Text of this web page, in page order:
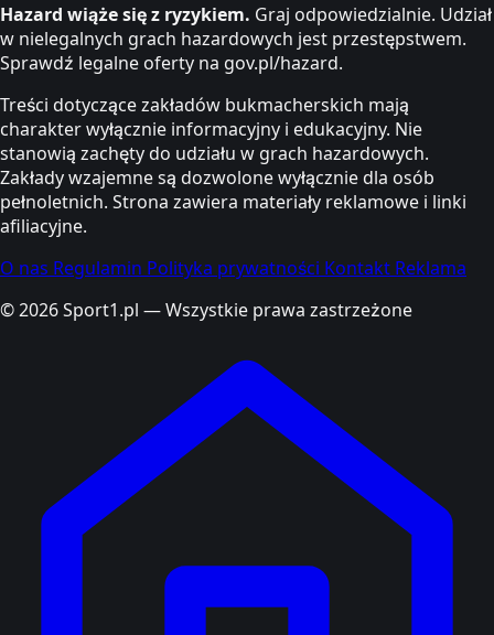
Hazard wiąże się z ryzykiem. Graj odpowiedzialnie. Udział
w nielegalnych grach hazardowych jest przestępstwem.
Sprawdź legalne oferty na gov.pl/hazard.
Treści dotyczące zakładów bukmacherskich mają
charakter wyłącznie informacyjny i edukacyjny. Nie
stanowią zachęty do udziału w grach hazardowych.
Zakłady wzajemne są dozwolone wyłącznie dla osób
pełnoletnich. Strona zawiera materiały reklamowe i linki
afiliacyjne.
O nas Regulamin Polityka prywatności Kontakt Reklama
© 2026 Sport1.pl — Wszystkie prawa zastrzeżone